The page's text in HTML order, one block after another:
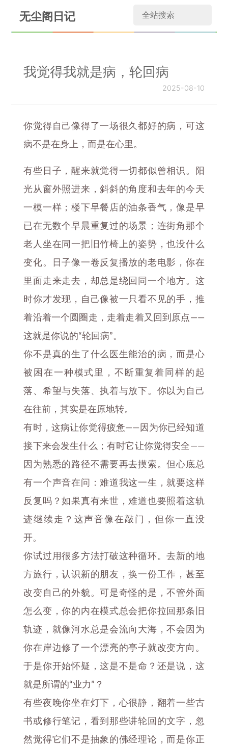
无尘阁日记
我觉得我就是病，轮回病
2025-08-10
你觉得自己像得了一场很久都好的病，可这
病不是在身上，而是在心里。
有些日子，醒来就觉得一切都似曾相识。阳
光从窗外照进来，斜斜的角度和去年的今天
一模一样；楼下早餐店的油条香气，像是早
已在无数个早晨重复过的场景；连街角那个
老人坐在同一把旧竹椅上的姿势，也没什么
变化。日子像一卷反复播放的老电影，你在
里面走来走去，却总是绕回同一个地方。这
时你才发现，自己像被一只看不见的手，推
着沿着一个圆圈走，走着走着又回到原点——
这就是你说的“轮回病”。
你不是真的生了什么医生能治的病，而是心
被困在一种模式里，不断重复着同样的起
落、希望与失落、执着与放下。你以为自己
在往前，其实是在原地转。
有时，这病让你觉得疲惫——因为你已经知道
接下来会发生什么；有时它让你觉得安全——
因为熟悉的路径不需要再去摸索。但心底总
有一个声音在问：难道我这一生，就要这样
反复吗？如果真有来世，难道也要照着这轨
迹继续走？这声音像在敲门，但你一直没
开。
你试过用很多方法打破这种循环。去新的地
方旅行，认识新的朋友，换一份工作，甚至
改变自己的外貌。可是奇怪的是，不管外面
怎么变，你的内在模式总会把你拉回那条旧
轨迹，就像河水总是会流向大海，不会因为
你在岸边修了一个漂亮的亭子就改变方向。
于是你开始怀疑，这是不是命？还是说，这
就是所谓的“业力”？
有些夜晚你坐在灯下，心很静，翻着一些古
书或修行笔记，看到那些讲轮回的文字，忽
然觉得它们不是抽象的佛经理论，而是你正